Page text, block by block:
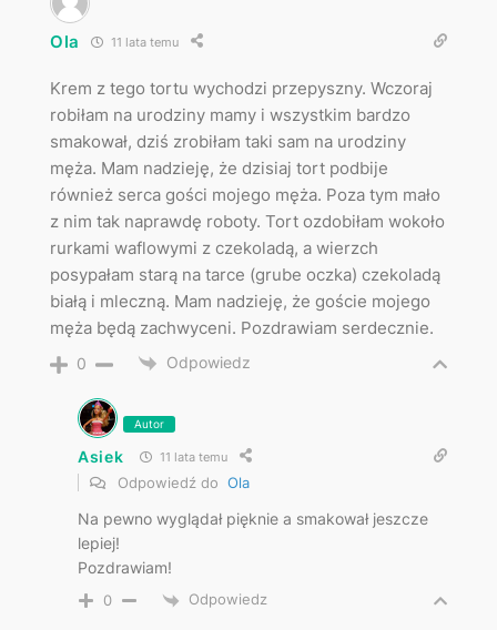
Ola 11 lata temu
Krem z tego tortu wychodzi przepyszny. Wczoraj
robiłam na urodziny mamy i wszystkim bardzo
smakował, dziś zrobiłam taki sam na urodziny
męża. Mam nadzieję, że dzisiaj tort podbije
również serca gości mojego męża. Poza tym mało
z nim tak naprawdę roboty. Tort ozdobiłam wokoło
rurkami waflowymi z czekoladą, a wierzch
posypałam starą na tarce (grube oczka) czekoladą
białą i mleczną. Mam nadzieję, że goście mojego
męża będą zachwyceni. Pozdrawiam serdecznie.
0 Odpowiedz
Autor
Asiek 11 lata temu
Odpowiedź do Ola
Na pewno wyglądał pięknie a smakował jeszcze
lepiej!
Pozdrawiam!
0 Odpowiedz